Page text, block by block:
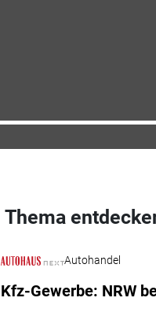
Autohandel
Kfz-Gewerbe: NRW